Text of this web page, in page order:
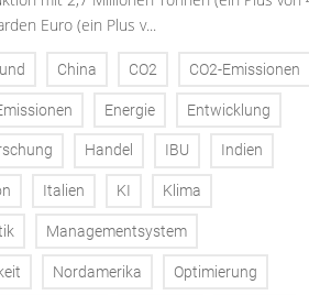
Euro (ein Plus v...
China CO2 CO2-Emissionen
Energie Entwicklung
Handel IBU Indien
Italien KI Klima
Managementsystem
Nordamerika Optimierung